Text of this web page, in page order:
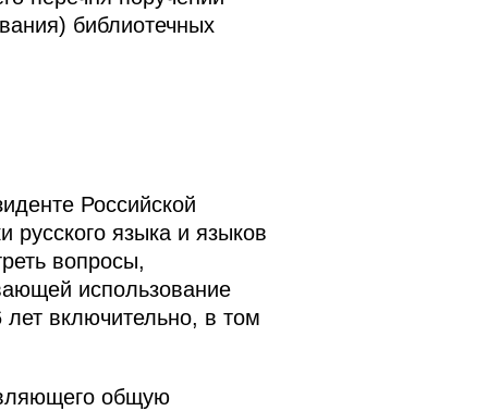
библиотечных
Российской
русского языка и языков
вопросы,
использование
включительно, в том
общую